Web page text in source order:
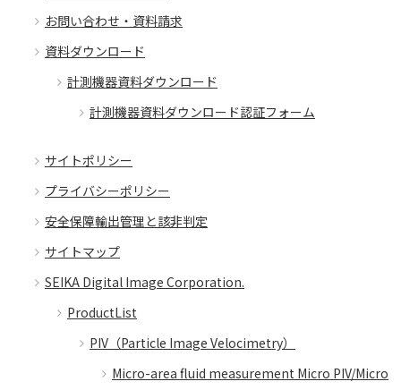
お問い合わせ・資料請求
資料ダウンロード
計測機器資料ダウンロード
計測機器資料ダウンロード認証フォーム
サイトポリシー
プライバシーポリシー
安全保障輸出管理と該非判定
サイトマップ
SEIKA Digital Image Corporation.
ProductList
PIV（Particle Image Velocimetry）
Micro-area fluid measurement Micro PIV/Micro